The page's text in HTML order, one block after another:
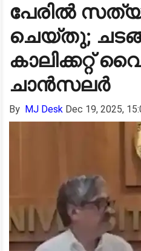
പേരിൽ
ചെയ്തു; ചടങ്ങ്
കാലിക്കറ്റ്
ചാൻസലർ
By MJ Desk Dec 19, 2025,